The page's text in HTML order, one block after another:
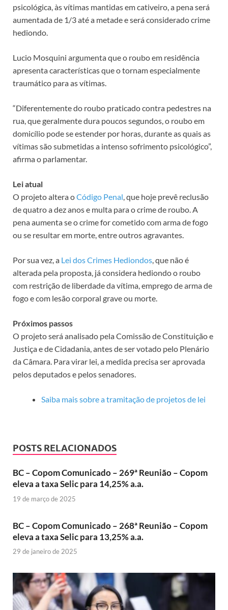
psicológica, às vítimas mantidas em cativeiro, a pena será
aumentada de 1/3 até a metade e será considerado crime
hediondo.
Lucio Mosquini argumenta que o roubo em residência
apresenta características que o tornam especialmente
traumático para as vítimas.
“Diferentemente do roubo praticado contra pedestres na
rua, que geralmente dura poucos segundos, o roubo em
domicílio pode se estender por horas, durante as quais as
vítimas são submetidas a intenso sofrimento psicológico”,
afirma o parlamentar.
Lei atual
O projeto altera oCódigo Penal, que hoje prevê reclusão
de quatro a dez anos e multa para o crime de roubo. A
pena aumenta se o crime for cometido com arma de fogo
ou se resultar em morte, entre outros agravantes.
Por sua vez, a Lei dos Crimes Hediondos, que não é
alterada pela proposta, já considera hediondo o roubo
com restrição de liberdade da vítima, emprego de arma de
fogo e com lesão corporal grave ou morte.
Próximos passos
O projeto será analisado pela Comissão de Constituição e
Justiça e de Cidadania, antes de ser votado pelo Plenário
da Câmara. Para virar lei, a medida precisa ser aprovada
pelos deputados e pelos senadores.
Saiba mais sobre a tramitação de projetos de lei
POSTS RELACIONADOS
BC – Copom Comunicado – 269ª Reunião – Copom
eleva a taxa Selic para 14,25% a.a.
19 de março de 2025
BC – Copom Comunicado – 268ª Reunião – Copom
eleva a taxa Selic para 13,25% a.a.
29 de janeiro de 2025